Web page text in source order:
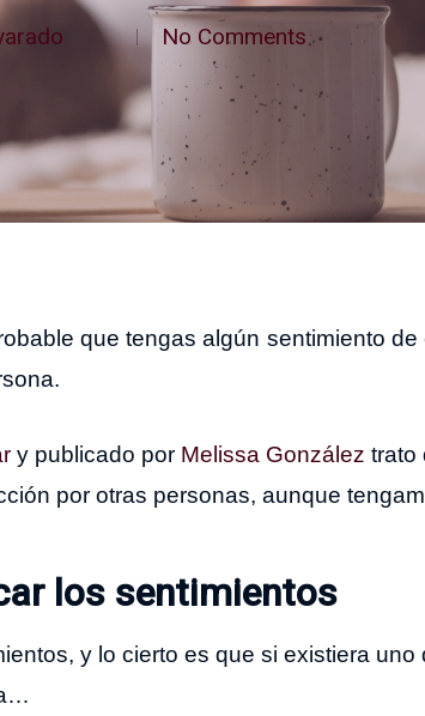
No Comments
que tengas algún sentimiento
y publicado por Melissa González trato
por otras personas, aunque
los sentimientos
y lo cierto es que si existiera uno